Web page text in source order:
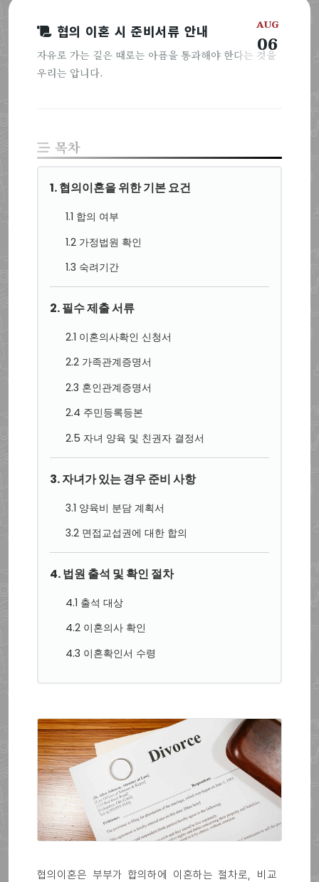
AUG
06
협의 이혼 시 준비서류 안내
자유로 가는 길은 때로는 아픔을 통과해야 한다는 것을
우리는 압니다.
목차
1. 협의이혼을 위한 기본 요건
1.1 합의 여부
1.2 가정법원 확인
1.3 숙려기간
2. 필수 제출 서류
2.1 이혼의사확인 신청서
2.2 가족관계증명서
2.3 혼인관계증명서
2.4 주민등록등본
2.5 자녀 양육 및 친권자 결정서
3. 자녀가 있는 경우 준비 사항
3.1 양육비 분담 계획서
3.2 면접교섭권에 대한 합의
4. 법원 출석 및 확인 절차
4.1 출석 대상
4.2 이혼의사 확인
4.3 이혼확인서 수령
협의이혼은 부부가 합의하에 이혼하는 절차로, 비교